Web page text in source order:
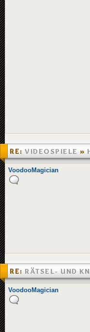
RE: VIDEOSPIELE »
WHITE 2 »
VoodooMagician
RE: RÄTSEL- UND
DER TASCHENLAMPE
VoodooMagician